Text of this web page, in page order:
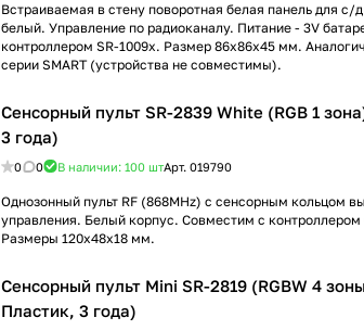
Встраиваемая в стену поворотная белая панель для с/
белый. Управление по радиоканалу. Питание - 3V
контроллером SR-1009x. Размер 86х86х45 мм.
серии SMART (устройства не совместимы).
Сенсорный пульт SR-2839 White (RGB 1
3 года)
0 0 В наличии: 100 штАрт. 019790
Однозонный пульт RF (868MHz) с сенсорным кольцом
управления. Белый корпус. Совместим с контроллером
Размеры 120x48x18 мм.
Сенсорный пульт Mini SR-2819 (RGBW 4
Пластик, 3 года)